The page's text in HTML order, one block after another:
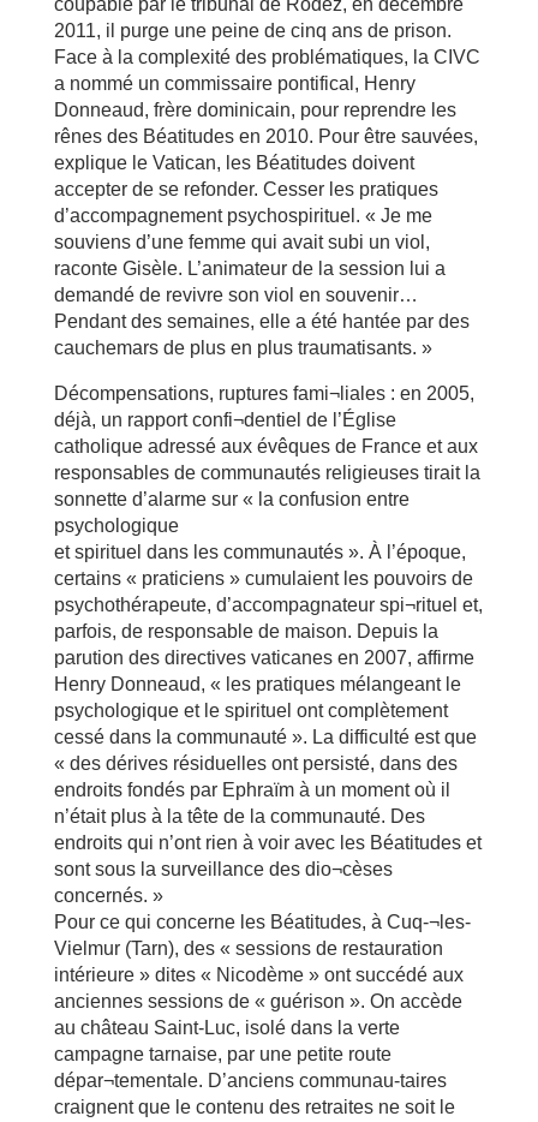
coupable par le tribunal de Rodez, en décembre
2011, il purge une peine de cinq ans de prison.
Face à la complexité des problématiques, la CIVC
a nommé un commissaire pontifical, Henry
Donneaud, frère dominicain, pour reprendre les
rênes des Béatitudes en 2010. Pour être sauvées,
explique le Vatican, les Béatitudes doivent
accepter de se refonder. Cesser les pratiques
d’accompagnement psychospirituel. « Je me
souviens d’une femme qui avait subi un viol,
raconte Gisèle. L’animateur de la session lui a
demandé de revivre son viol en souvenir…
Pendant des semaines, elle a été hantée par des
cauchemars de plus en plus traumatisants. »
Décompensations, ruptures fami¬liales : en 2005,
déjà, un rapport confi¬dentiel de l’Église
catholique adressé aux évêques de France et aux
responsables de communautés religieuses tirait la
sonnette d’alarme sur « la confusion entre
psychologique
et spirituel dans les communautés ». À l’époque,
certains « praticiens » cumulaient les pouvoirs de
psychothérapeute, d’accompagnateur spi¬rituel et,
parfois, de responsable de maison. Depuis la
parution des directives vaticanes en 2007, affirme
Henry Donneaud, « les pratiques mélangeant le
psychologique et le spirituel ont complètement
cessé dans la communauté ». La difficulté est que
« des dérives résiduelles ont persisté, dans des
endroits fondés par Ephraïm à un moment où il
n’était plus à la tête de la communauté. Des
endroits qui n’ont rien à voir avec les Béatitudes et
sont sous la surveillance des dio¬cèses
concernés. »
Pour ce qui concerne les Béatitudes, à Cuq-¬les-
Vielmur (Tarn), des « sessions de restauration
intérieure » dites « Nicodème » ont succédé aux
anciennes sessions de « guérison ». On accède
au château Saint-Luc, isolé dans la verte
campagne tarnaise, par une petite route
dépar¬tementale. D’anciens communau-taires
craignent que le contenu des retraites ne soit le